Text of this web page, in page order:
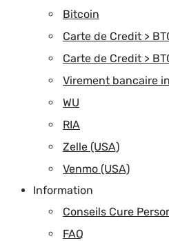
Bitcoin
Carte de Credit >
Carte de Credit >
Virement bancaire
WU
RIA
Zelle (USA)
Venmo (USA)
Information
Conseils Cure
FAQ